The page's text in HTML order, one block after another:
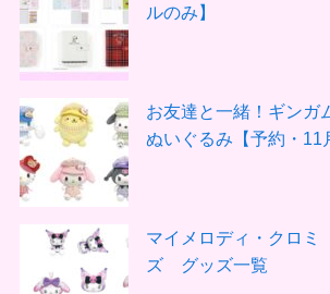
ルのみ】
お友達と一緒！ギン
ぬいぐるみ【予約・11
マイメロディ・クロ
ズ グッズ一覧